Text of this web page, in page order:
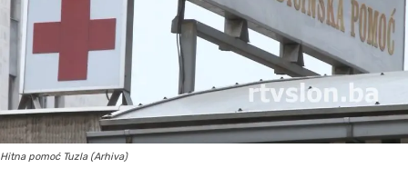
Hitna pomoć Tuzla (Arhiva)